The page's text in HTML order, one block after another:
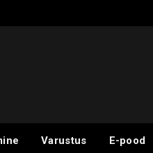
Varustus E-pood